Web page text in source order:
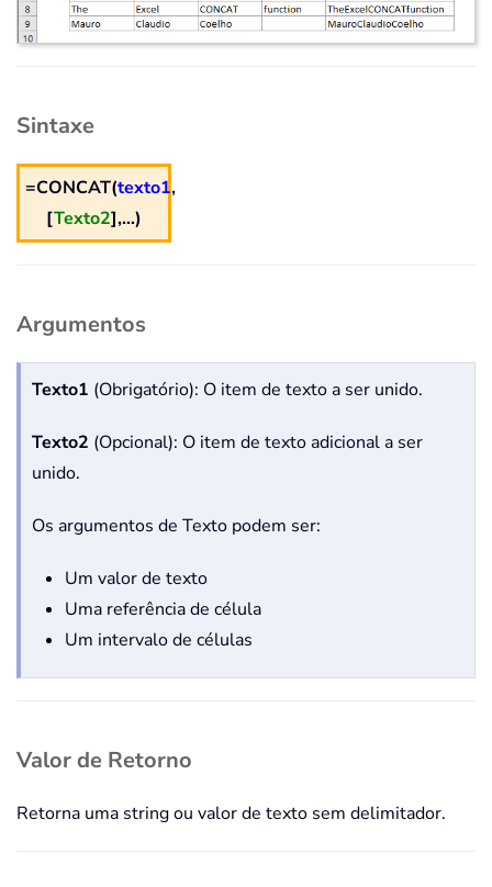
Sintaxe
=CONCAT(texto1,
[Texto2],…)
Argumentos
Texto1 (Obrigatório): O item de texto a ser unido.
Texto2 (Opcional): O item de texto adicional a ser
unido.
Os argumentos de Texto podem ser:
Um valor de texto
Uma referência de célula
Um intervalo de células
Valor de Retorno
Retorna uma string ou valor de texto sem delimitador.